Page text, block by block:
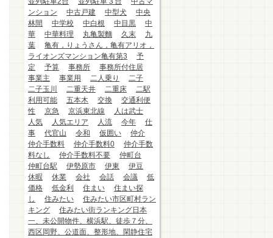
ンション
中古戸建 中型犬
中央
林間
中学校 中白根 中目黒
中
華
中華料理 丸亀製麵 久末
九
葉
亀有，りょうさん，亀有アリオ，
ライオンズマンション亀有第3
予
定
予算 事務所
事務所付住居
事業主
事業用 二人乗り
二子
二子玉川
二重天井 二重床
二駅
利用可能
五本木 交換
交通利便
性
京急 京浜東北線
人は武士
人気
人気エリア 人流 今年
仕
事
代官山 令和 仮囲い
仲介
仲介手数料
仲介手数料0
仲介手数
料なし
仲介手数料不要
仲町台
仲町台駅
伊勢原市 伊東
伊豆
休暇
休業 会社 会話 会議
低
価格
低金利 住まい
住まい探
し
住みたい
住みたい市区町村ラン
キング
住みたい街ランキング日本
一、未公開物件、横浜駅、徒歩７分、
西区岡野、公道面、整形地、閑静住宅